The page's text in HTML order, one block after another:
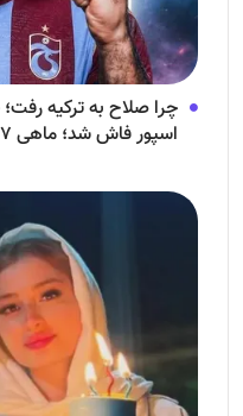
چرا صلاح به ترکیه رفت؛